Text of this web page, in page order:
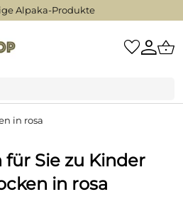
Alpaka-Produkte
in rosa
Sie zu Kinder
in rosa